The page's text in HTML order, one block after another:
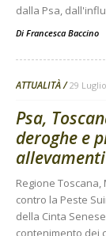
dalla Psa,
Di Francesca Baccino
ATTUALITÀ 29
Psa,
deroghe e
allevamenti
Regione
contro la Peste
della Cinta